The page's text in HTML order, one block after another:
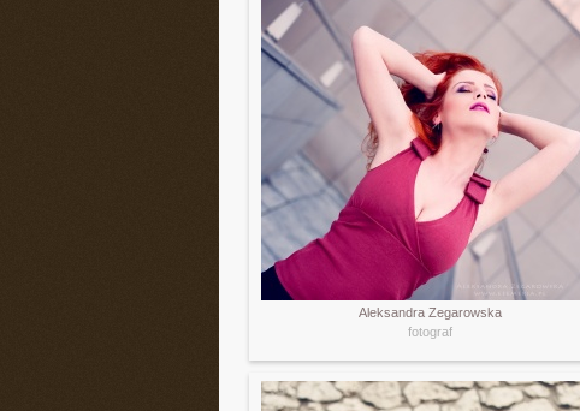
Aleksandra Zegarowska
fotograf